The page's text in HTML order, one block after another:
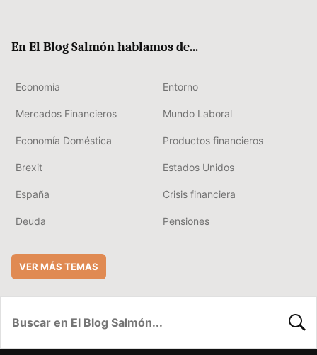
En El Blog Salmón hablamos de...
Economía Entorno
Mercados Financieros Mundo Laboral
Economía Doméstica Productos financieros
Brexit Estados Unidos
España Crisis financiera
Deuda Pensiones
VER MÁS TEMAS